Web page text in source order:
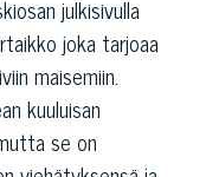
julkisivulla
joka tarjoaa
maisemiin.
kuuluisan
se on